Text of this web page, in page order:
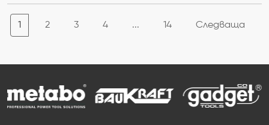
1 2 3 4 ... 14 Следваща